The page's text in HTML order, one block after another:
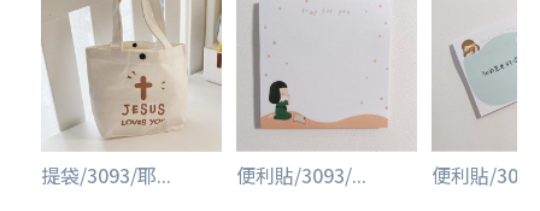
提袋/3093/耶... 便利貼/3093/... 便利貼/